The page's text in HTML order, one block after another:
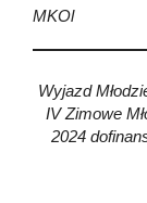
MKOl
Wyjazd
IV Zimowe
2024